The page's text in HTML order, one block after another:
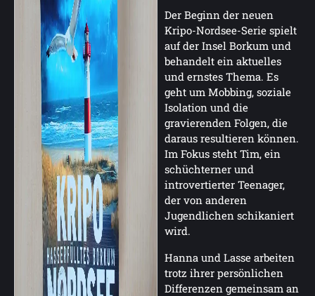
Der Beginn der neuen
Kripo-Nordsee-Serie spielt
auf der Insel Borkum und
behandelt ein aktuelles
und ernstes Thema. Es
geht um Mobbing, soziale
Isolation und die
gravierenden Folgen, die
daraus resultieren können.
Im Fokus steht Tim, ein
schüchterner und
introvertierter Teenager,
der von anderen
Jugendlichen schikaniert
wird.
Hanna und Lasse arbeiten
trotz ihrer persönlichen
Differenzen gemeinsam an